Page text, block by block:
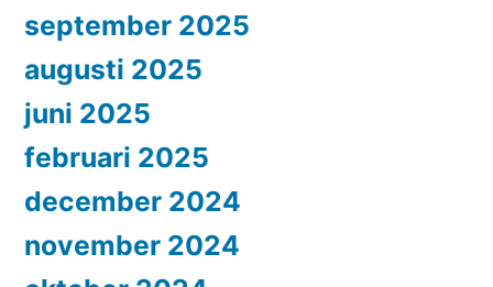
september 2025
augusti 2025
juni 2025
februari 2025
december 2024
november 2024